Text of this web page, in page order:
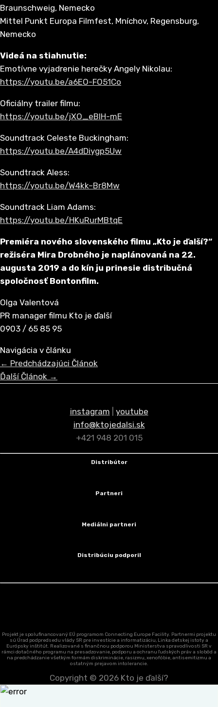
Braunschweig, Nemecko
Mittel Punkt Europa Filmfest, Mníchov, Regensburg,
Nemecko
Videá na stiahnutie:
Emotívne vyjadrenie herečky Angely Nikolau:
https://youtu.be/a6EO-FO51Co
Oficiálny trailer filmu:
https://youtu.be/jXO_eBIH-mE
Soundtrack Celeste Buckingham:
https://youtu.be/A4dDiygp5Uw
Soundtrack Aless:
https://youtu.be/W4kk–Br8Mw
Soundtrack Liam Adams:
https://youtu.be/HKuRurMBtqE
Premiéra nového slovenského filmu „Kto je ďalší?“
režiséra Mira Drobného je naplánovaná na 22.
augusta 2019 a do kín ju prinesie distribučná
spoločnosť Bontonfilm.
Olga Valentová
PR manager filmu Kto je ďalší
0903 / 65 85 95
Navigácia v článku
← Predchádzajúci Článok
Ďalší Článok →
instagram
youtube
info@ktojedalsi.sk
+421 948 201 015
Distribútor
Partneri
Mediálni partneri
Distribúciu podporil
Projekt je spolufinancovaný EÚ programom Connecting Europe Facility. Partnermi projektu
sú Úrad podpredsedu vlády SR pre investície a informatizáciu, Linka detskej istoty a
Európsky inštitút. Realizované s finančnou podporou Ministerstva spravodlivosti SR v
rámci dotačného programu na presadzovanie, podporu a ochranu ľudských práv a slobôd a
na predchádzanie všetkým formám diskriminácie, rasizmu, xenofóbie, antisemitizmu a
ostatným prejavom intolerancie.
Copyright © 2026 Kto je ďalší?